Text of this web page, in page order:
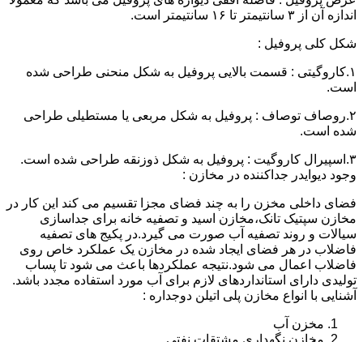
اندازه آن از ۳ سانتیمتر تا ۱۶ سانتیمتر است.
شکل کلی پروفیل :
۱.کاروگیتی : قسمت بالایی پروفیل به شکل منحنی طراحی شده
است.
۲.روصاف توصاف : پروفیل به شکل مربعی یا مستطیلی طراحی
شده است.
۳.اسپیرال کاروگیت : پروفیل به شکل ذوزنقه طراحی شده است.
وجود دیوایدر جداکننده در مخازن :
فضای داخلی مخزن را به چند فضای مجزا تقسیم می کند این کار در
مخازن سپتیک تانک،مخازن اسید و تصفیه خانه برای جداسازی
سیالات و روند تصفیه آب صورت می گیرد.در پکیج های تصفیه
فاضلاب در هر فضای ایجاد شده در مخازن یک عملکرد خاص روی
فاضلاب اعمال می شود.نتیجه عملکردها باعث می شود تا پساب
تولیدی دارای استانداردهای لازم برای آب مورد استفاده مجدد باشد.
آشنایی با انواع مخازن پلی اتیلن دوجداره :
مخزن آب
مخازن نگهداری مشتقات نفتی